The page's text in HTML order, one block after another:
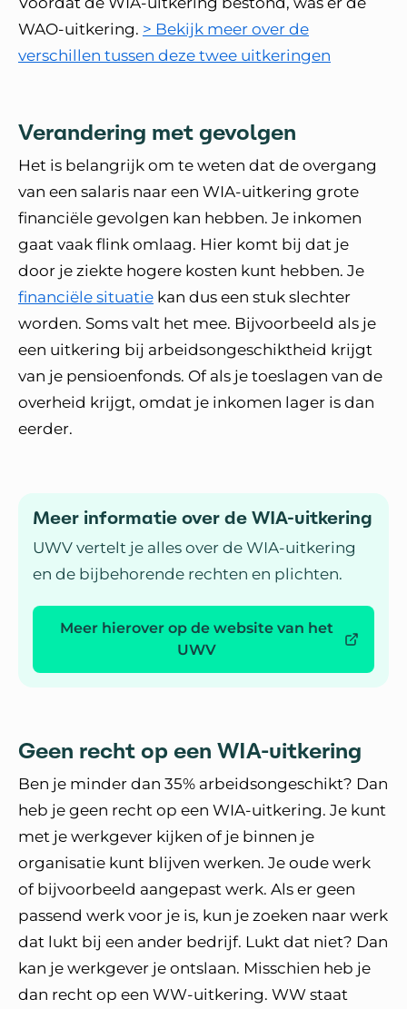
WAO-uitkering. > Bekijk meer over de
verschillen tussen deze twee uitkeringen
Verandering met gevolgen
Het is belangrijk om te weten dat de overgang
van een salaris naar een WIA-uitkering grote
financiële gevolgen kan hebben. Je inkomen
gaat vaak flink omlaag. Hier komt bij dat je
door je ziekte hogere kosten kunt hebben. Je
financiële situatie kan dus een stuk slechter
worden. Soms valt het mee. Bijvoorbeeld als je
een uitkering bij arbeidsongeschiktheid krijgt
van je pensioenfonds. Of als je toeslagen van de
overheid krijgt, omdat je inkomen lager is dan
eerder.
Meer informatie over de WIA-uitkering
UWV vertelt je alles over de WIA-uitkering
en de bijbehorende rechten en plichten.
Meer hierover op de website van het
UWV
Geen recht op een WIA-uitkering
Ben je minder dan 35% arbeidsongeschikt? Dan
heb je geen recht op een WIA-uitkering. Je kunt
met je werkgever kijken of je binnen je
organisatie kunt blijven werken. Je oude werk
of bijvoorbeeld aangepast werk. Als er geen
passend werk voor je is, kun je zoeken naar werk
dat lukt bij een ander bedrijf. Lukt dat niet? Dan
kan je werkgever je ontslaan. Misschien heb je
dan recht op een WW-uitkering. WW staat